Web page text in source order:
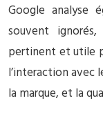
Google analyse
souvent
pertinent et utile
l’interaction avec
la marque, et la